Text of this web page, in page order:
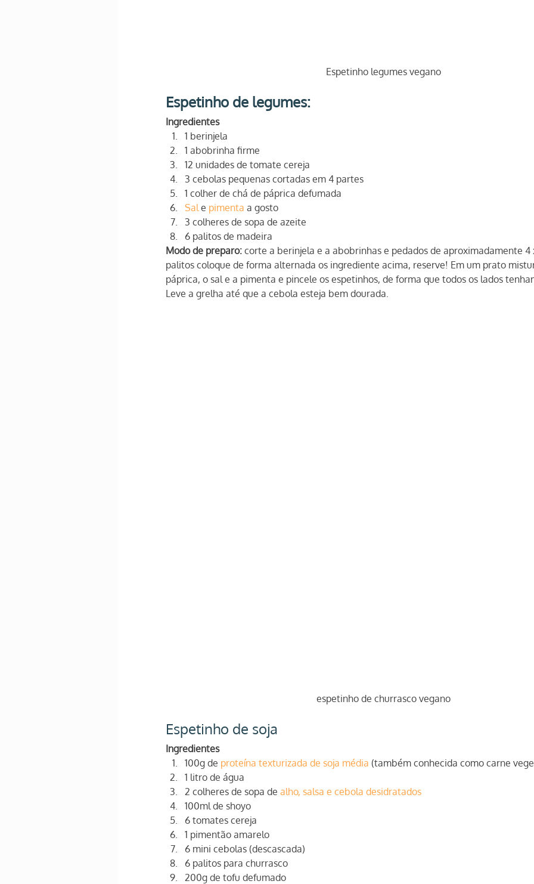
Espetinho legumes vegano
Espetinho de legumes:
Ingredientes
1 berinjela
1 abobrinha firme
12 unidades de tomate cereja
3 cebolas pequenas cortadas em 4 partes
1 colher de chá de páprica defumada
Sal e pimenta a gosto
3 colheres de sopa de azeite
6 palitos de madeira
Modo de preparo: corte a berinjela e a abobrinhas e pedados de aproximadamente 4
palitos coloque de forma alternada os ingrediente acima, reserve! Em um prato
páprica, o sal e a pimenta e pincele os espetinhos, de forma que todos os lados
Leve a grelha até que a cebola esteja bem dourada.
espetinho de churrasco vegano
Espetinho de soja
Ingredientes
100g de proteína texturizada de soja média (também conhecida como carne
1 litro de água
2 colheres de sopa de alho, salsa e cebola desidratados
100ml de shoyo
6 tomates cereja
1 pimentão amarelo
6 mini cebolas (descascada)
6 palitos para churrasco
200g de tofu defumado